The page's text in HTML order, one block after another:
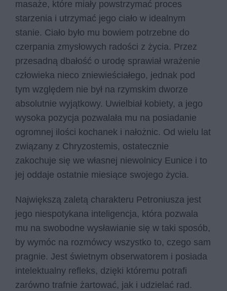
masaże, które miały powstrzymać proces
starzenia i utrzymać jego ciało w idealnym
stanie. Ciało było mu bowiem potrzebne do
czerpania zmysłowych radości z życia. Przez
przesadną dbałość o urodę sprawiał wrażenie
człowieka nieco zniewieściałego, jednak pod
tym względem nie był na rzymskim dworze
absolutnie wyjątkowy. Uwielbiał kobiety, a jego
wysoka pozycja pozwalała mu na posiadanie
ogromnej ilości kochanek i nałożnic. Od wielu lat
związany z Chryzostemis, ostatecznie
zakochuje się we własnej niewolnicy Eunice i to
jej oddaje ostatnie miesiące swojego życia.
Największą zaletą charakteru Petroniusza jest
jego niespotykana inteligencja, która pozwala
mu na swobodne wysławianie się w taki sposób,
by wymóc na rozmówcy wszystko to, czego sam
pragnie. Jest świetnym obserwatorem i posiada
intelektualny refleks, dzięki któremu potrafi
zarówno trafnie żartować, jak i udzielać rad.